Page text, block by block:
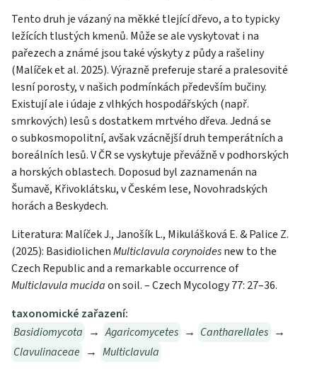
Tento druh je vázaný na měkké tlející dřevo, a to typicky
ležících tlustých kmenů. Může se ale vyskytovat i na
pařezech a známé jsou také výskyty z půdy a rašeliny
(Malíček et al. 2025). Výrazně preferuje staré a pralesovité
lesní porosty, v našich podmínkách především bučiny.
Existují ale i údaje z vlhkých hospodářských (např.
smrkových) lesů s dostatkem mrtvého dřeva. Jedná se
o subkosmopolitní, avšak vzácnější druh temperátních a
boreálních lesů. V ČR se vyskytuje převážně v podhorských
a horských oblastech. Doposud byl zaznamenán na
Šumavě, Křivoklátsku, v Českém lese, Novohradských
horách a Beskydech.
Literatura: Malíček J., Janošík L., Mikulášková E. & Palice Z.
(2025): BasidiolichenMulticlavula corynoidesnew to the
Czech Republic and a remarkable occurrence of
Multiclavula mucidaon soil. – Czech Mycology 77: 27–36.
taxonomické zařazení:
Basidiomycota → Agaricomycetes → Cantharellales →
Clavulinaceae → Multiclavula